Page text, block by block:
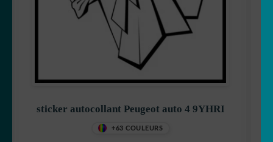
sticker autocollant Peugeot auto 4 9YHRI
+63 COULEURS